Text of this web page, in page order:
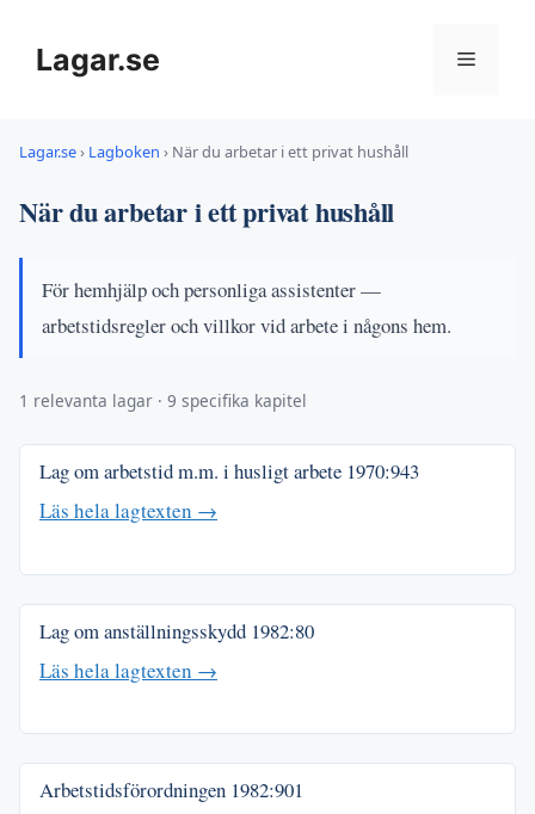
innehållLagar.se Meny
Lagar.se› Lagboken › När du arbetar i ett privat hushåll
När du arbetar i ett privat hushåll
För hemhjälp och personliga assistenter —
arbetstidsregler och villkor vid arbete i någons hem.
1 relevanta lagar · 9 specifika kapitel
Lag om arbetstid m.m. i husligt arbete 1970:943
Läs hela lagtexten →
Lag om anställningsskydd 1982:80
Läs hela lagtexten →
Arbetstidsförordningen 1982:901